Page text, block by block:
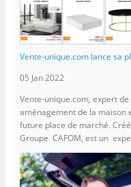
Vente-unique.com lance sa
05 Jan 2022
Vente-unique.com, expert
aménagement de la maison
future place de marché.
Groupe CAFOM, est un